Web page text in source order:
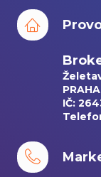
IČ: